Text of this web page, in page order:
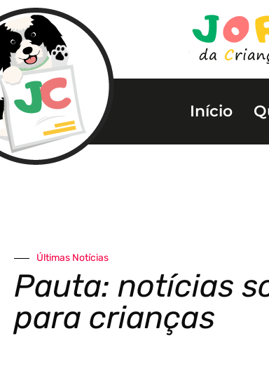
Início
Últimas Notícias
Pauta: notícias
para crianças